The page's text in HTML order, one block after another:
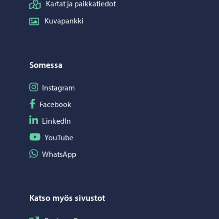
Kartat ja paikkatiedot
Kuvapankki
Somessa
Seuraa Instagram
Instagram
Seuraa Facebook
Facebook
Seuraa LinkedIn
LinkedIn
Seuraa YouTube
YouTube
Jaa WhatsApp
WhatsApp
Katso myös sivustot